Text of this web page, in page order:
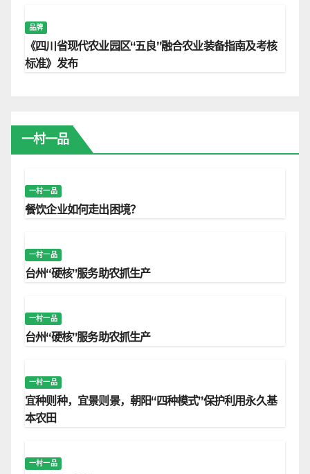
品牌
《四川省现代农业园区“五良”融合农业装备指南及考核
标准》发布
一村一品
一村一品
餐饮企业如何走出困境？
一村一品
台州“硬核”服务助农抓生产
一村一品
台州“硬核”服务助农抓生产
一村一品
宜种则种，宜景则景，朝阳“四种模式”保护利用永久基
本农田
一村一品